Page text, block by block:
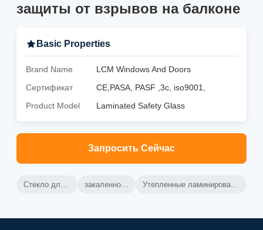
защиты от взрывов на балконе
Basic Properties
Brand Name
LCM Windows And Doors
Сертификат
CE,PASA, PASF ,3c, iso9001,
Product Model
Laminated Safety Glass
Запросить Сейчас
Стекло для безопасности закаленное ламинантом Утепленные ламинированные защитные перегородки